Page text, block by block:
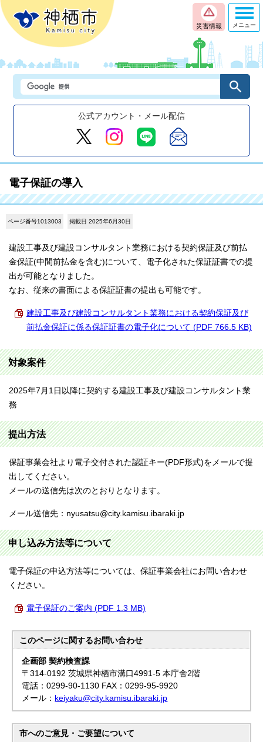
災害情報
公式アカウント・メール配信
メニュー
電子保証の導入
ページ番号1013003 掲載日 2025年6月30日
建設工事及び建設コンサルタント業務における契約保証及び前払
金保証(中間前払金を含む)について、電子化された保証証書での提
出が可能となりました。
なお、従来の書面による保証証書の提出も可能です。
建設工事及び建設コンサルタント業務における契約保証及び
前払金保証に係る保証証書の電子化について (PDF 766.5 KB)
対象案件
2025年7月1日以降に契約する建設工事及び建設コンサルタント業
務
提出方法
保証事業会社より電子交付された認証キー(PDF形式)をメールで提
出してください。
メールの送信先は次のとおりとなります。
メール送信先：nyusatsu@city.kamisu.ibaraki.jp
申し込み方法等について
電子保証の申込方法等については、保証事業会社にお問い合わせ
ください。
電子保証のご案内 (PDF 1.3 MB)
このページに関するお問い合わせ
企画部 契約検査課
〒314-0192 茨城県神栖市溝口4991-5 本庁舎2階
電話：0299-90-1130 FAX：0299-95-9920
メール： keiyaku@city.kamisu.ibaraki.jp
市へのご意見・ご要望について